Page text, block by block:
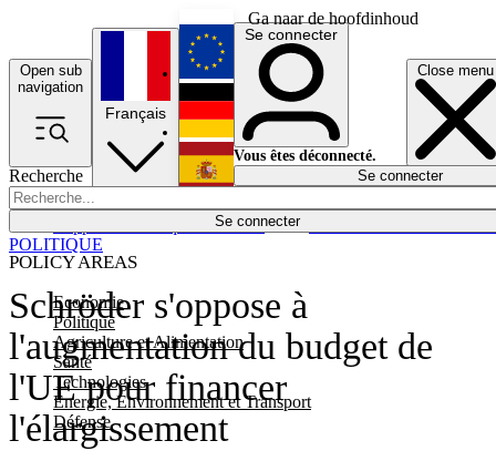
Ga naar de hoofdinhoud
Open sub
navigation
Close menu
Recherche
Se connecter
POLICY AREAS
Economie
Politique
Agriculture et Alimentation
Santé
Technologies
Energie, Environnement et Transport
Défense
Économie
Français
English
Deutsch
Español
Se connecter
Vous êtes déconnecté.
Se connecter
Schröder s'oppose à
l'augmentation du budget de
l'UE pour financer
l'élargissement
POLITIQUE